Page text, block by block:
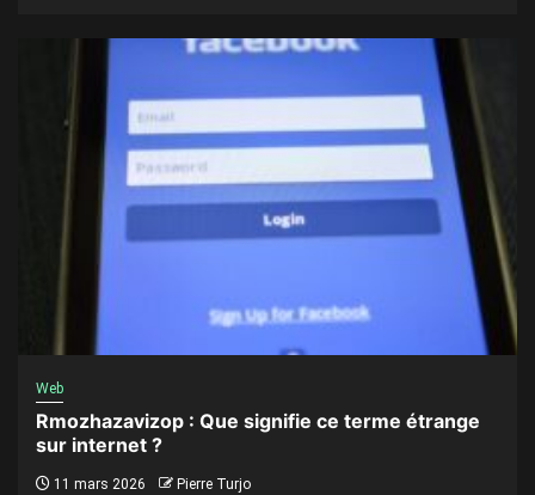
Web
Rmozhazavizop : Que signifie ce terme étrange
sur internet ?
11 mars 2026 Pierre Turjo